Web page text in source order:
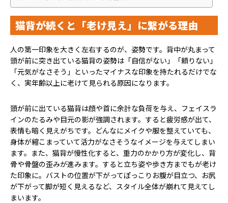
猫背が続くと「老け見え」に繋がる理由
人の第一印象を大きく左右するのが、姿勢です。背中が丸まって
頭が前に突き出ている猫背の姿勢は「自信がない」「頼りない」
「元気がなさそう」といったマイナスな印象を持たれるだけでな
く、実年齢以上に老けて見られる原因になります。
頭が前に出ている猫背は顔や首に余計な負荷を与え、フェイスラ
インのたるみや目元の影が強調されます。すると疲労感が出て、
表情も暗く見えがちです。どんなにメイクや服を整えていても、
身体が縮こまっていて活力がなさそうなイメージを与えてしまい
ます。また、猫背が慢性化すると、重力のかかり方が変化し、背
骨や骨盤の歪みが進みます。すると立ち姿や歩き方までもが老け
た印象に。バストの位置が下がってぽっこりお腹が目立つ、お尻
が下がって脚が短く見えるなど、スタイル全体が崩れて見えてし
まいます。